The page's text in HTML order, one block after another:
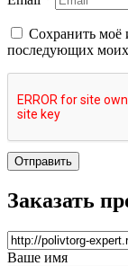
Сохранить моё
последующих
Отправить
Заказать
Ваше имя